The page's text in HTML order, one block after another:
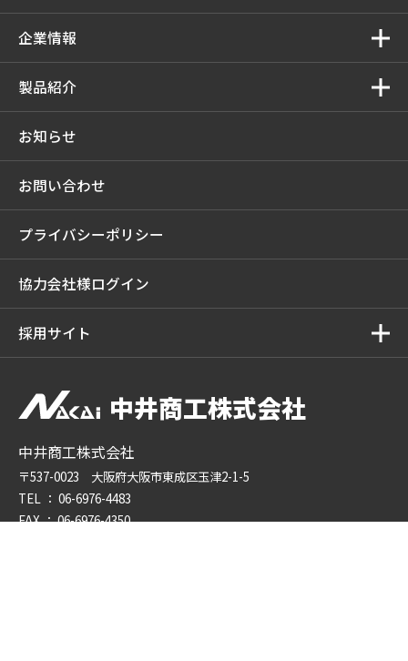
中井商工株式会社
中井商工株式会社
〒537-0023 大阪府大阪市東成区玉津2-1-5
TEL ： 06-6976-4483
FAX ： 06-6976-4350
企業情報
製品紹介
お知らせ
お問い合わせ
プライバシーポリシー
協力会社様ログイン
採用サイト